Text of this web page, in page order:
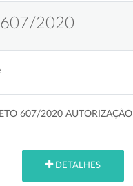
2020
607/2020 AUTORIZAÇÃO
DETALHES